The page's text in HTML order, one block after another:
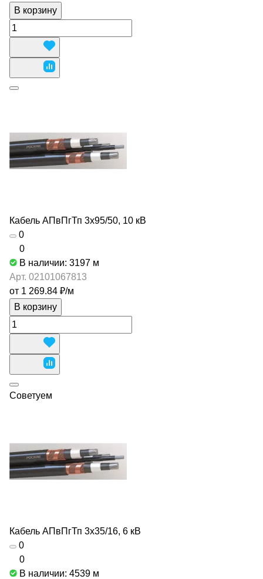
В корзину
Кабель АПвПгТп 3х95/50, 10 кВ
0
0
В наличии: 3197 м
Арт. 02101067813
от 1 269.84 ₽/м
В корзину
Советуем
Кабель АПвПгТп 3х35/16, 6 кВ
0
0
В наличии: 4539 м